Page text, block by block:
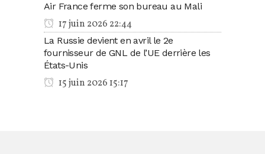
Air France ferme son bureau au Mali
17 juin 2026 22:44
La Russie devient en avril le 2e
fournisseur de GNL de l’UE derrière les
États-Unis
15 juin 2026 15:17